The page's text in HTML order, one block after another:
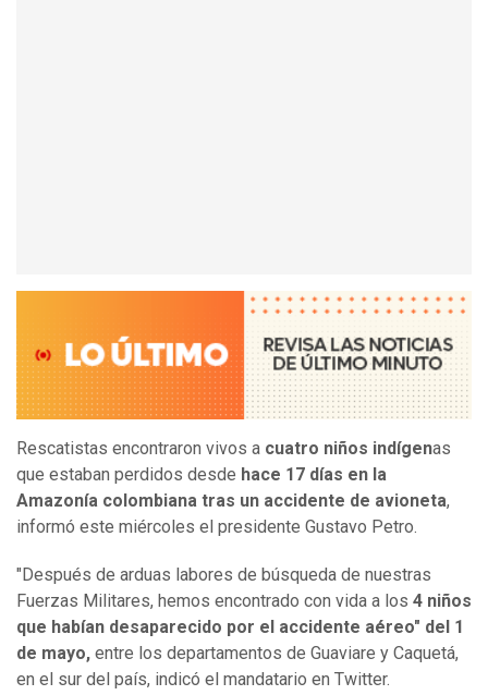
Rescatistas encontraron vivos a cuatro niños indígenas
que estaban perdidos desde hace 17 días en la
Amazonía colombiana tras un accidente de avioneta,
informó este miércoles el presidente Gustavo Petro.
"Después de arduas labores de búsqueda de nuestras
Fuerzas Militares, hemos encontrado con vida a los 4 niños
que habían desaparecido por el accidente aéreo" del 1
de mayo, entre los departamentos de Guaviare y Caquetá,
en el sur del país, indicó el mandatario en Twitter.